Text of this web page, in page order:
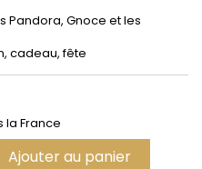
Pandora, Gnoce et les
cadeau, fête
la France
Ajouter au panier